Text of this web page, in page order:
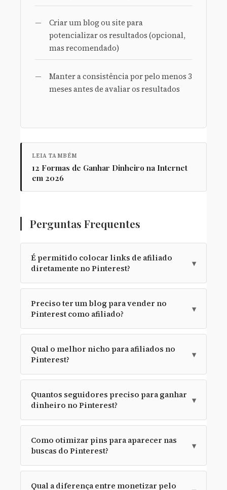
Criar um blog ou site para
potencializar os resultados (opcional,
mas recomendado)
Manter a consistência por pelo menos 3
meses antes de avaliar os resultados
LEIA TAMBÉM
12 Formas de Ganhar Dinheiro na Internet
em 2026
Perguntas Frequentes
É permitido colocar links de afiliado
diretamente no Pinterest?
▾
Preciso ter um blog para vender no
Pinterest como afiliado?
▾
Qual o melhor nicho para afiliados no
Pinterest?
▾
Quantos seguidores preciso para ganhar
dinheiro no Pinterest?
▾
Como otimizar pins para aparecer nas
buscas do Pinterest?
▾
Qual a diferença entre monetizar pelo